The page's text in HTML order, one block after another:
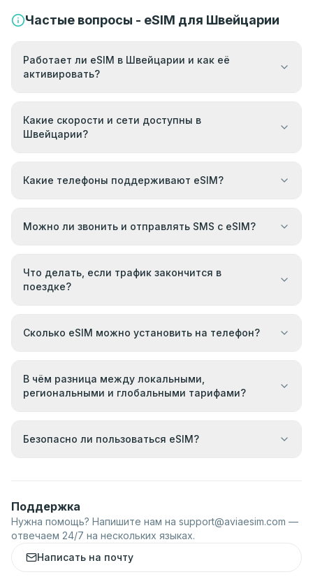
Частые вопросы - eSIM для Швейцарии
Работает ли eSIM в Швейцарии и как её
активировать?
Какие скорости и сети доступны в
Швейцарии?
Какие телефоны поддерживают eSIM?
Можно ли звонить и отправлять SMS с eSIM?
Что делать, если трафик закончится в
поездке?
Сколько eSIM можно установить на телефон?
В чём разница между локальными,
региональными и глобальными тарифами?
Безопасно ли пользоваться eSIM?
Поддержка
Нужна помощь? Напишите нам на support@aviaesim.com —
отвечаем 24/7 на нескольких языках.
Написать на почту